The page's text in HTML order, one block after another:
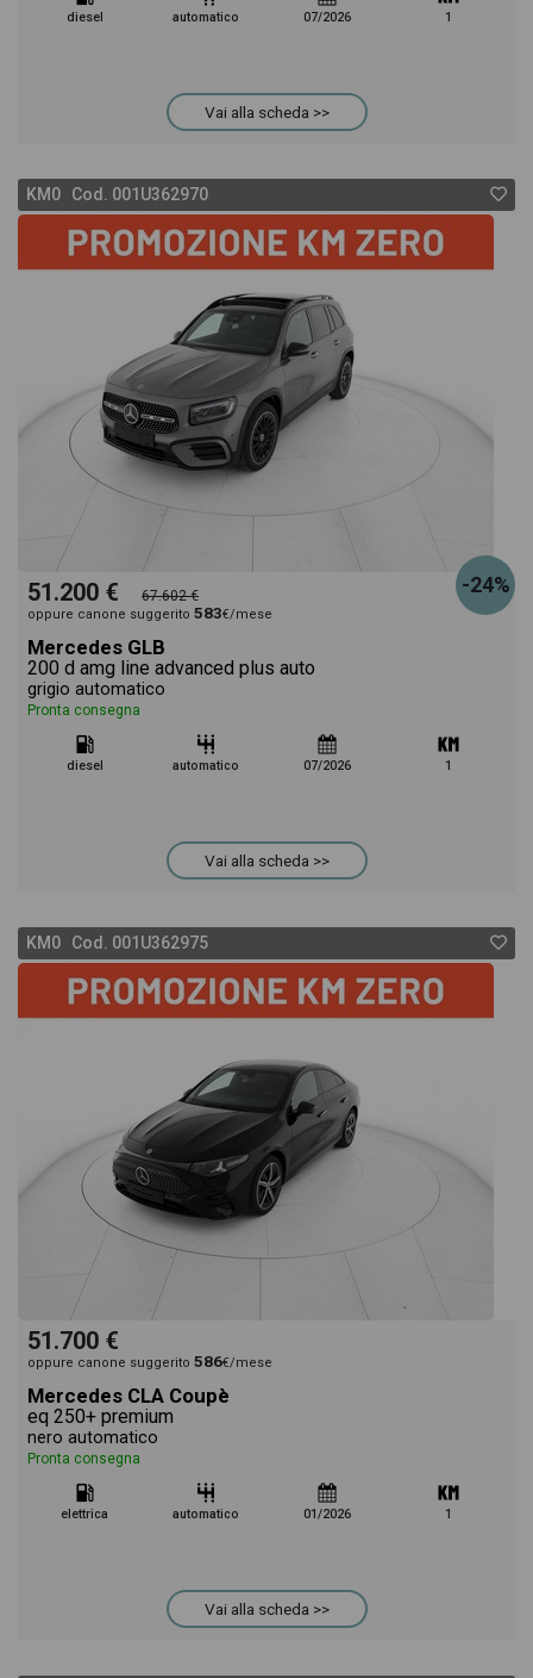
diesel automatico 07/2026 1
Vai alla scheda >>
KM0 Cod. 001U362970
-24%
51.200 € 67.602 €
oppure canone suggerito 583€/mese
Mercedes GLB
200 d amg line advanced plus auto
grigio automatico
Pronta consegna
diesel automatico 07/2026 1
Vai alla scheda >>
KM0 Cod. 001U362975
51.700 €
oppure canone suggerito 586€/mese
Mercedes CLA Coupè
eq 250+ premium
nero automatico
Pronta consegna
elettrica automatico 01/2026 1
Vai alla scheda >>